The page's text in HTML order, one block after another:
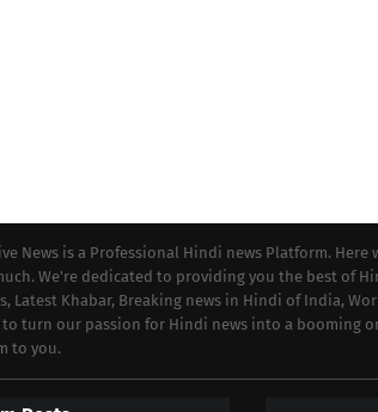
News is a Professional Hindi news Platform.
We're dedicated to providing you the best of
Latest Khabar, Breaking news in Hindi of India,
turn our passion for Hindi news into a booming
to you.